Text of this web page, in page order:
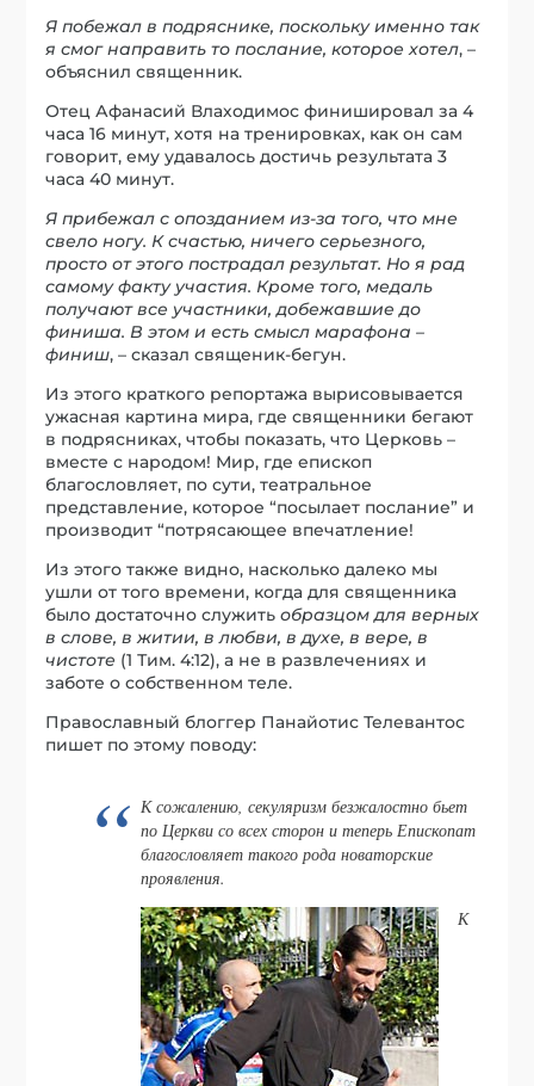
Я побежал в подряснике, поскольку именно так
я смог направить то послание, которое хотел, –
объяснил священник.
Отец Афанасий Влаходимос финишировал за 4
часа 16 минут, хотя на тренировках, как он сам
говорит, ему удавалось достичь результата 3
часа 40 минут.
Я прибежал с опозданием из-за того, что мне
свело ногу. К счастью, ничего серьезного,
просто от этого пострадал результат. Но я рад
самому факту участия. Кроме того, медаль
получают все участники, добежавшие до
финиша. В этом и есть смысл марафона –
финиш, – сказал священик-бегун.
Из этого краткого репортажа вырисовывается
ужасная картина мира, где священники бегают
в подрясниках, чтобы показать, что Церковь –
вместе с народом! Мир, где епископ
благословляет, по сути, театральное
представление, которое “посылает послание” и
производит “потрясающее впечатление!
Из этого также видно, насколько далеко мы
ушли от того времени, когда для священника
было достаточно служитьобразцом для верных
в слове, в житии, в любви, в духе, в вере, в
чистоте (1 Тим. 4:12), а не в развлечениях и
заботе о собственном теле.
Православный блоггер Панайотис Телевантос
пишет по этому поводу:
К сожалению, секуляризм безжалостно бьет
по Церкви со всех сторон и теперь Епископат
благословляет такого рода новаторские
проявления.
К